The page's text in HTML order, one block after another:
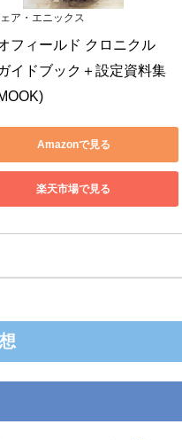
ア・エニックス
フィールド クロニクル
イドブック＋設定資料集
Amazonで見る
楽天市場で見る